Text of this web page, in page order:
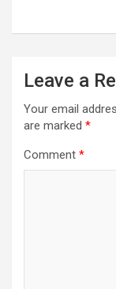
Leave a
Your email
are marked *
Comment *